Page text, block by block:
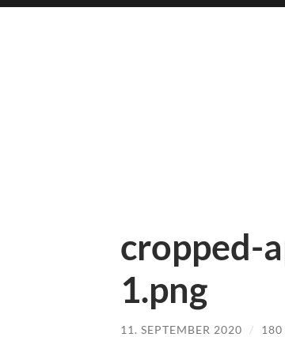
cropped-
1.png
11. SEPTEMBER 2020 / 180